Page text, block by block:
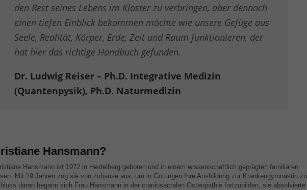
den Rest seines Lebens im Kloster zu verbringen, aber dennoch
einen tiefen Einblick bekommen möchte wie unsere Gefüge aus
Seele, Realität, Körper, Erde, Zeit und Raum funktionieren, der
hat hier das richtige Handbuch gefunden.
Dr. Ludwig Reiser – Ph.D. Integrative Medizin
(Quantenpysik), Ph.D. Naturmedizin
Hansmann?
Hansmann ist 1972 in Heidelberg geboren und in einem wissenschaftlich geprägten familiären
Mit 19 Jahren zog sie von zuhause aus, um in Göttingen Ihre Ausbildung zur Krankengymnastin zu
daran begann sich Frau Hansmann in der craniosacralen Osteopathie fortzubilden, sie absolvierte